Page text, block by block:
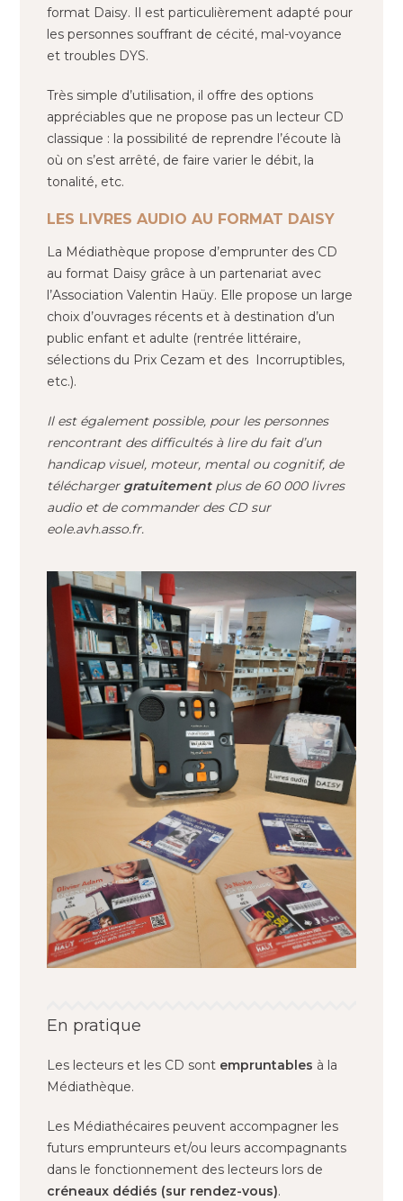
format Daisy. Il est particulièrement adapté pour
les personnes souffrant de cécité, mal-voyance
et troubles DYS.
Très simple d’utilisation, il offre des options
appréciables que ne propose pas un lecteur CD
classique : la possibilité de reprendre l’écoute là
où on s’est arrêté, de faire varier le débit, la
tonalité, etc.
LES LIVRES AUDIO AU FORMAT DAISY
La Médiathèque propose d’emprunter des CD
au format Daisy grâce à un partenariat avec
l’Association Valentin Haüy. Elle propose un large
choix d’ouvrages récents et à destination d’un
public enfant et adulte (rentrée littéraire,
sélections du Prix Cezam et des Incorruptibles,
etc.).
Il est également possible, pour les personnes
rencontrant des difficultés à lire du fait d’un
handicap visuel, moteur, mental ou cognitif, de
télécharger gratuitementplus de 60 000 livres
audio et de commander des CD sur
eole.avh.asso.fr.
En pratique
Les lecteurs et les CD sont empruntables à la
Médiathèque.
Les Médiathécaires peuvent accompagner les
futurs emprunteurs et/ou leurs accompagnants
dans le fonctionnement des lecteurs lors de
créneaux dédiés (sur rendez-vous).